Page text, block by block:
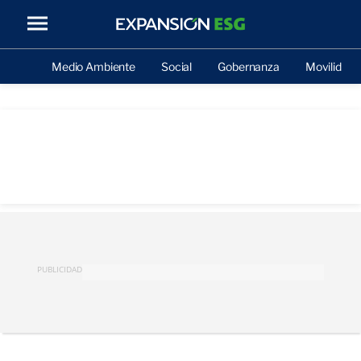
Medio Ambiente Social Gobernanza Movilidad
PUBLICIDAD